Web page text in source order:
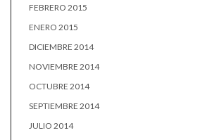
FEBRERO 2015
ENERO 2015
DICIEMBRE 2014
NOVIEMBRE 2014
OCTUBRE 2014
SEPTIEMBRE 2014
JULIO 2014